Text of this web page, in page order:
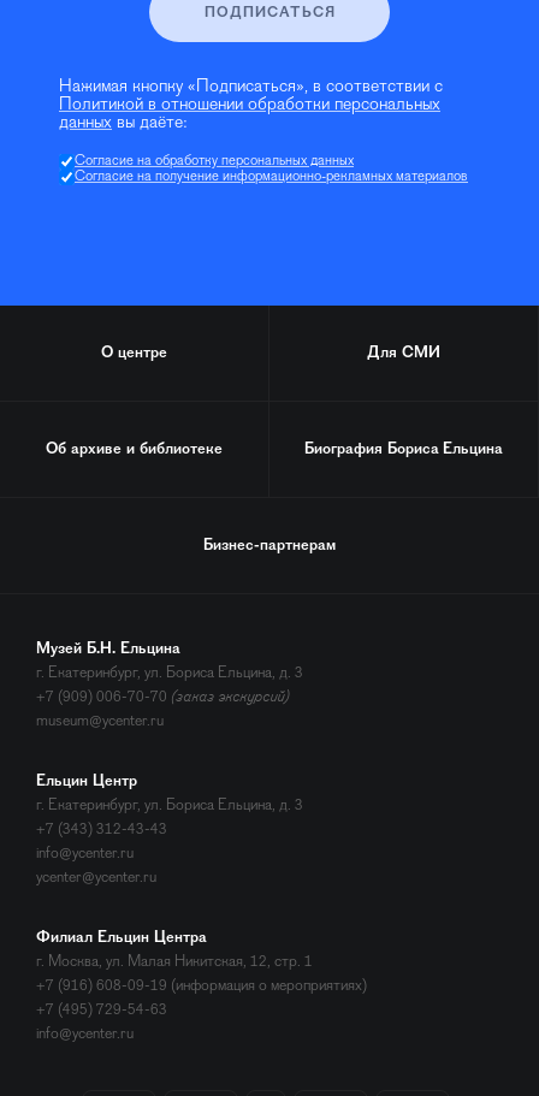
ПОДПИСАТЬСЯ
Нажимая кнопку «Подписаться», в соответствии с
Политикой в отношении обработки персональных
данных вы даёте:
Согласие на обработку персональных данных
Согласие на получение информационно-рекламных материалов
О центре Для СМИ
Об архиве и библиотеке Биография Бориса Ельцина
Бизнес-партнерам
Музей Б.Н. Ельцина
г. Екатеринбург, ул. Бориса Ельцина, д. 3
+7 (909) 006-70-70 (заказ экскурсий)
museum@ycenter.ru
Ельцин Центр
г. Екатеринбург, ул. Бориса Ельцина, д. 3
+7 (343) 312-43-43
info@ycenter.ru
ycenter@ycenter.ru
Филиал Ельцин Центра
г. Москва, ул. Малая Никитская, 12, стр. 1
+7 (916) 608-09-19 (информация о мероприятиях)
+7 (495) 729-54-63
info@ycenter.ru